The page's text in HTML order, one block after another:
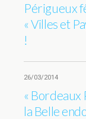
Périgueux
« Villes et
!
26/03/2014
« Bordeaux
la Belle